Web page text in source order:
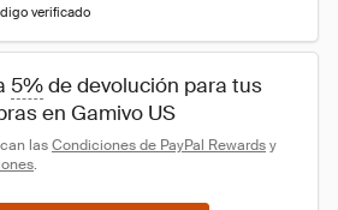
verificado
5% de devolución para tus
en Gamivo US
las Condiciones de PayPal Rewards y
.